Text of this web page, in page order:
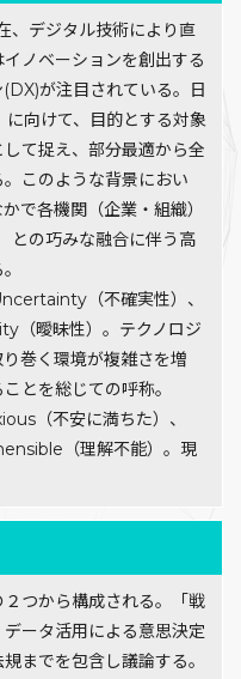
、デジタル技術により直
ノベーションを創出する
が注目されている。日
向けて、目的とする対象
して捉え、部分最適から全
このような背景におい
で各機関（企業・組織）
との巧みな融合に伴う高
（不確実性）、
曖昧性）。テクノロジ
巻く環境が複雑さを増
とを総じての呼称。
（不安に満ちた）、
（理解不能）。現
つから構成される。「戦
ータ活用による意思決定
までを包含し議論する。